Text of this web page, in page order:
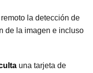
la detección de
de la imagen e incluso
una tarjeta de